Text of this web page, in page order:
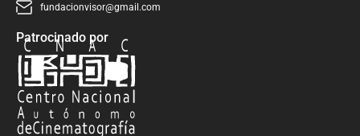
fundacionvisor@gmail.com
Patrocinado por